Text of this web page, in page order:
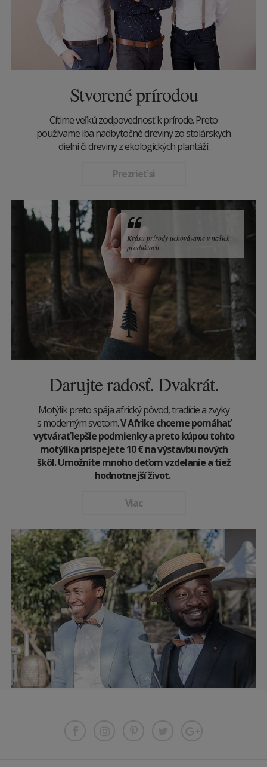
Stvorené prírodou
Cítime veľkú zodpovednosť k prírode. Preto
používame iba nadbytočné dreviny zo stolárskych
dielní či dreviny z ekologických plantáží.
Prezrieť si
Krásu prírody uchovávame v našich
produktoch.
Darujte radosť. Dvakrát.
Motýlik preto spája africký pôvod, tradície a zvyky
s moderným svetom.V Afrike chceme pomáhať
vytvárať lepšie podmienky a preto kúpou tohto
motýlika prispejete 10€na výstavbu nových
škôl. Umožníte mnoho deťom vzdelanie a tiež
hodnotnejší život.
Viac